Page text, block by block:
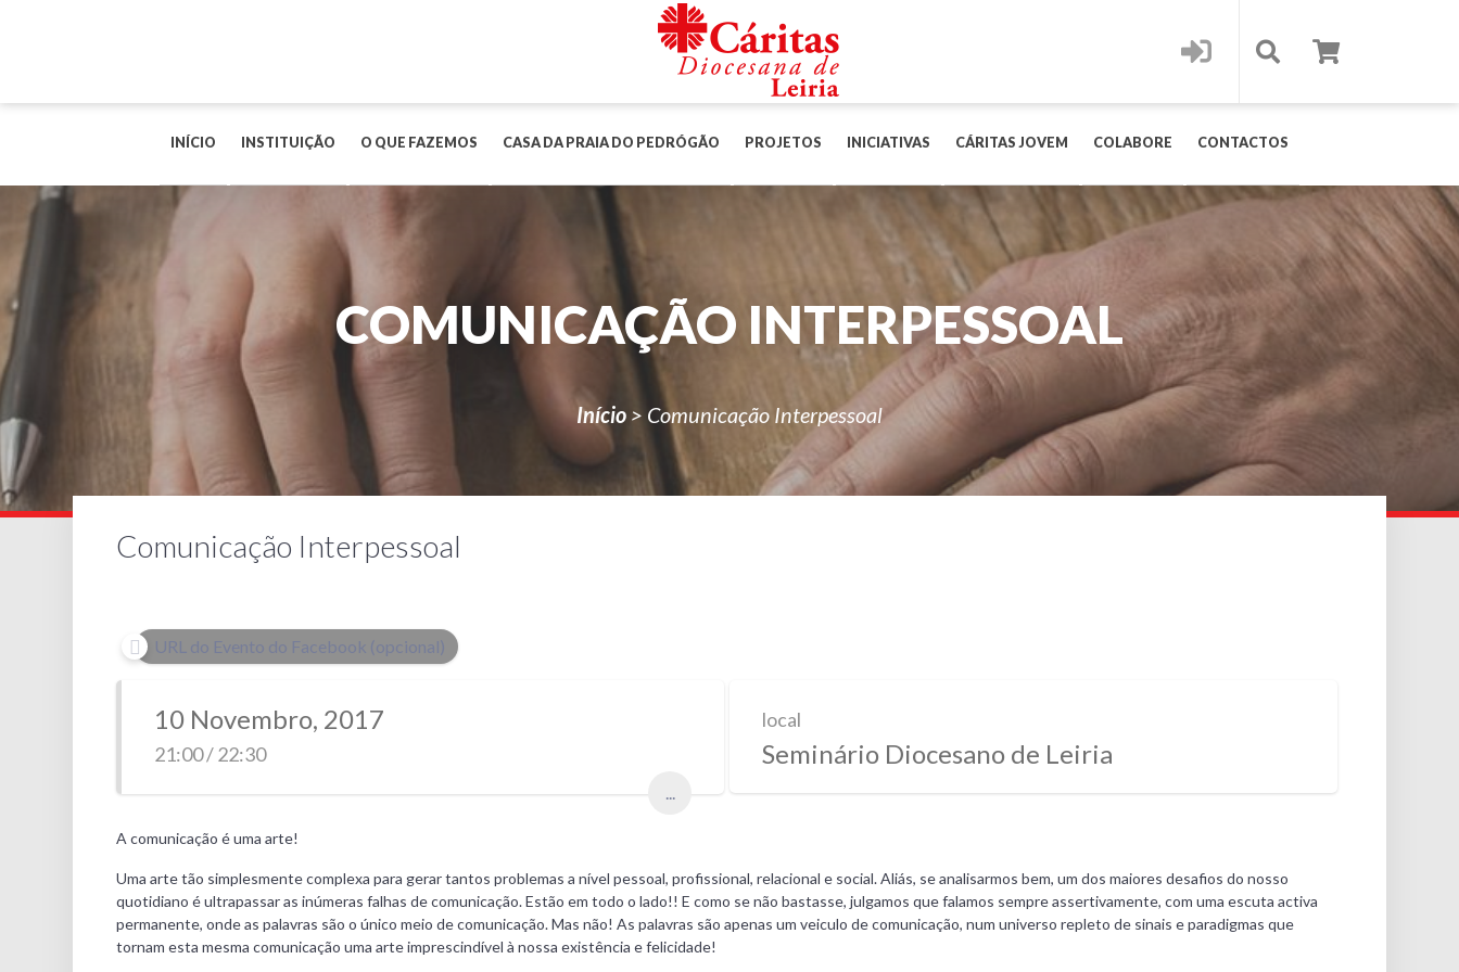
INÍCIO INSTITUIÇÃO O QUE FAZEMOS CASA DA PRAIA DO PEDRÓGÃO PROJETOS INICIATIVAS CÁRITAS JOVEM COLABORE CONTACTOS
COMUNICAÇÃO INTERPESSOAL
Início > Comunicação Interpessoal
Comunicação Interpessoal
URL do Evento do Facebook (opcional)
10 Novembro, 2017
21:00 / 22:30
...
local
Seminário Diocesano de Leiria
A comunicação é uma arte!
Uma arte tão simplesmente complexa para gerar tantos problemas a nível pessoal, profissional, relacional e social. Aliás, se analisarmos bem, um dos maiores desafios do nosso
quotidiano é ultrapassar as inúmeras falhas de comunicação. Estão em todo o lado!! E como se não bastasse, julgamos que falamos sempre assertivamente, com uma escuta activa
permanente, onde as palavras são o único meio de comunicação. Mas não! As palavras são apenas um veiculo de comunicação, num universo repleto de sinais e paradigmas que
tornam esta mesma comunicação uma arte imprescindível à nossa existência e felicidade!